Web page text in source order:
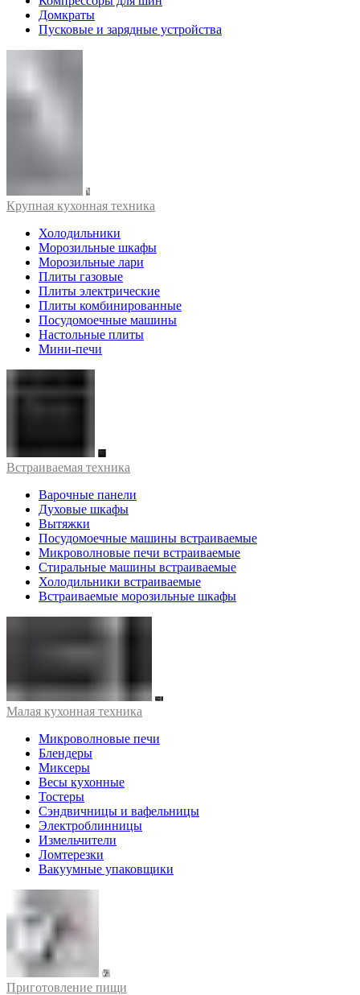
Домкраты
Пусковые и зарядные устройства
Крупная кухонная техника
Холодильники
Морозильные шкафы
Морозильные лари
Плиты газовые
Плиты электрические
Плиты комбинированные
Посудомоечные машины
Настольные плиты
Мини-печи
Встраиваемая техника
Варочные панели
Духовые шкафы
Вытяжки
Посудомоечные машины встраиваемые
Микроволновые печи встраиваемые
Стиральные машины встраиваемые
Холодильники встраиваемые
Встраиваемые морозильные шкафы
Малая кухонная техника
Микроволновые печи
Блендеры
Миксеры
Весы кухонные
Тостеры
Сэндвичницы и вафельницы
Электроблинницы
Измельчители
Ломтерезки
Вакуумные упаковщики
Приготовление пищи